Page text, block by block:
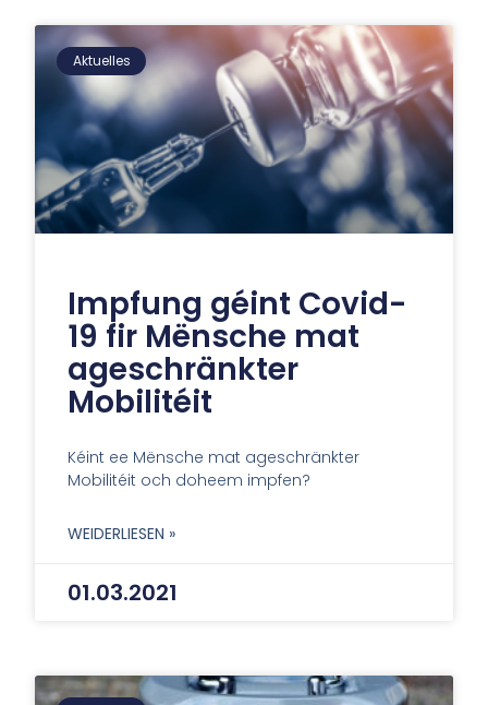
Aktuelles
Impfung géint Covid-
19 fir Mënsche mat
ageschränkter
Mobilitéit
Kéint ee Mënsche mat ageschränkter
Mobilitéit och doheem impfen?
WEIDERLIESEN »
01.03.2021